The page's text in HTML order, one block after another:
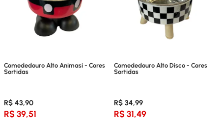
Comededouro Alto Animasi - Cores
Sortidas
R$ 43,90
R$ 39,51
Comededouro Alto Disco - Cores
Sortidas
R$ 34,99
R$ 31,49